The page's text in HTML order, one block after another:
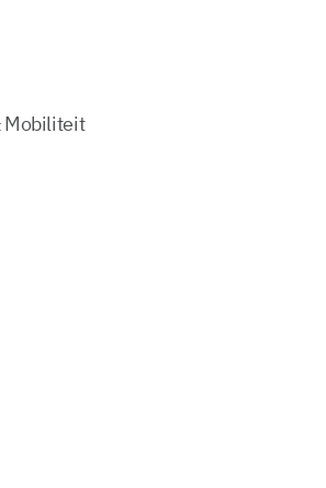
Mobiliteit